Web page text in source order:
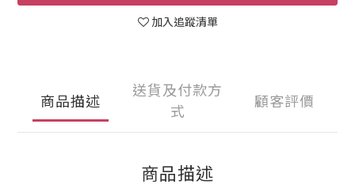
加入追蹤清單
商品描述
送貨及付款方
式
顧客評價
商品描述